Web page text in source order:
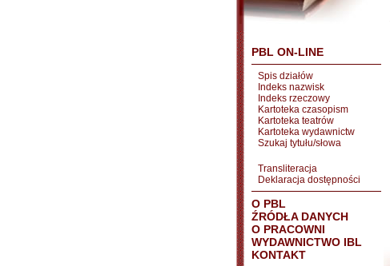
PBL ON-LINE
Spis działów
Indeks nazwisk
Indeks rzeczowy
Kartoteka czasopism
Kartoteka teatrów
Kartoteka wydawnictw
Szukaj tytułu/słowa
Transliteracja
Deklaracja dostępności
O PBL
ŹRÓDŁA DANYCH
O PRACOWNI
WYDAWNICTWO IBL
KONTAKT